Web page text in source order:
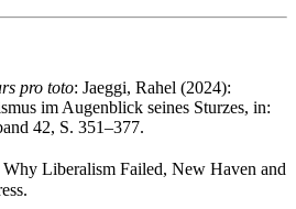
pro toto: Jaeggi, Rahel (2024):
im Augenblick seines Sturzes, in:
42, S. 351–377.
Liberalism Failed, New Haven and